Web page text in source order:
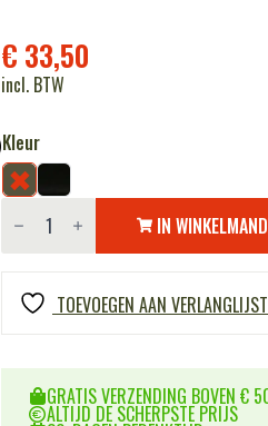
€ 33,50
incl. BTW
Kleur
Rugzak
recon
15
Ltr.
Fostex
aantal
IN WINKELMAND
TOEVOEGEN AAN VERLANGLIJST
GRATIS VERZENDING BOVEN €
ALTIJD DE SCHERPSTE PRIJS